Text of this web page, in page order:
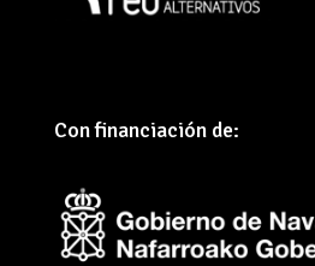
Con financiación de: